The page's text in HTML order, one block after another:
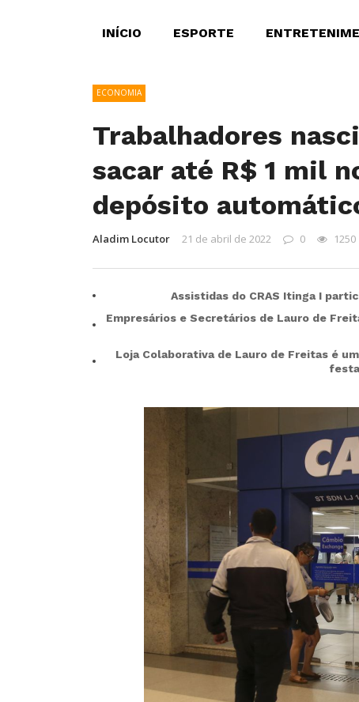
INÍCIO ESPORTE
ECONOMIA
Trabalhadores
sacar até R$ 1 mil
depósito
Aladim Locutor 21 de abril de 2022 0 1250
Assistidas do CRAS Itinga I
Empresários e Secretários de Lauro de
Loja Colaborativa de Lauro de Freitas é